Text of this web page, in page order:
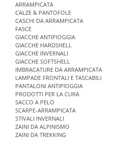
ARRAMPICATA
CALZE & PANTOFOLE
CASCHI DA ARRAMPICATA
FASCE
GIACCHE ANTIPIOGGIA
GIACCHE HARDSHELL
GIACCHE INVERNALI
GIACCHE SOFTSHELL
IMBRACATURE DA ARRAMPICATA
LAMPADE FRONTALI E TASCABILI
PANTALONI ANTIPIOGGIA
PRODOTTI PER LA CURA
SACCO A PELO
SCARPE-ARRAMPICATA
STIVALI INVERNALI
ZAINI DA ALPINISMO
ZAINI DA TREKKING